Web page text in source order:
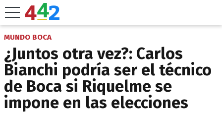
MUNDO BOCA
¿Juntos otra vez?: Carlos
Bianchi podría ser el técnico
de Boca si Riquelme se
impone en las elecciones